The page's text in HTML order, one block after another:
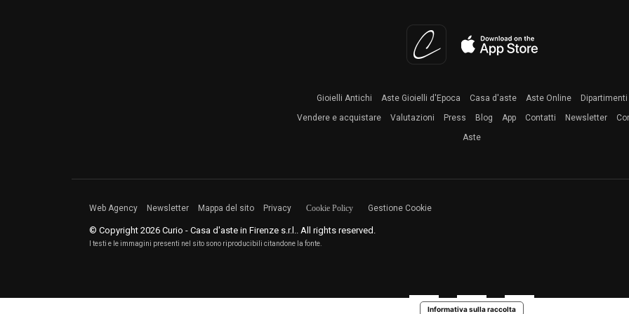
Gioielli Antichi Aste Gioielli d'Epoca Casa d'aste Aste Online
Dipartimenti
Vendere e acquistare
Valutazioni Press Blog App Contatti Newsletter
Aste
Web Agency Newsletter Mappa del sito Privacy Cookie Policy Gestione Cookie
© Copyright 2026 Curio - Casa d'aste in Firenze s.r.l.. All rights reserved.
I testi e le immagini presenti nel sito sono riproducibili citandone la fonte.
Informativa sulla raccolta